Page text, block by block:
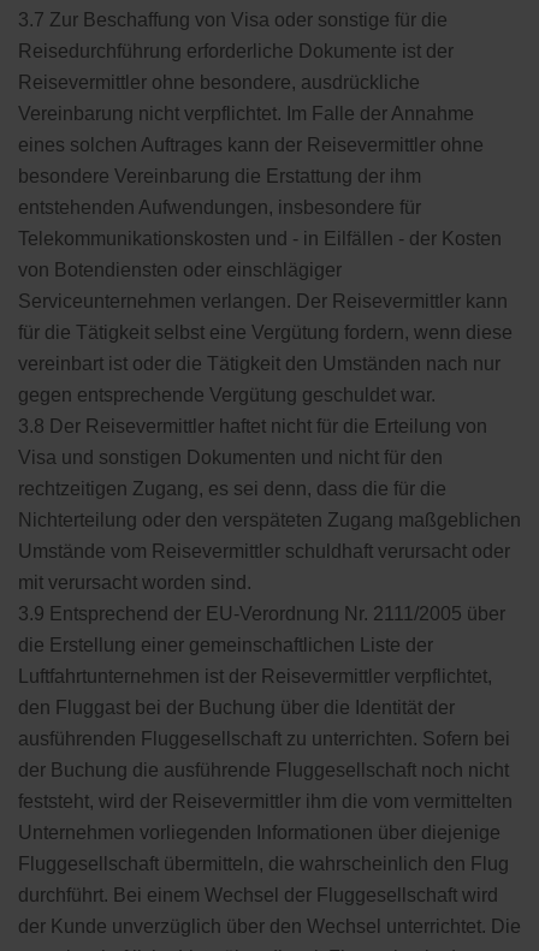
3.7 Zur Beschaffung von Visa oder sonstige für die
Reisedurchführung erforderliche Dokumente ist der
Reisevermittler ohne besondere, ausdrückliche
Vereinbarung nicht verpflichtet. Im Falle der Annahme
eines solchen Auftrages kann der Reisevermittler ohne
besondere Vereinbarung die Erstattung der ihm
entstehenden Aufwendungen, insbesondere für
Telekommunikationskosten und - in Eilfällen - der Kosten
von Botendiensten oder einschlägiger
Serviceunternehmen verlangen. Der Reisevermittler kann
für die Tätigkeit selbst eine Vergütung fordern, wenn diese
vereinbart ist oder die Tätigkeit den Umständen nach nur
gegen entsprechende Vergütung geschuldet war.
3.8 Der Reisevermittler haftet nicht für die Erteilung von
Visa und sonstigen Dokumenten und nicht für den
rechtzeitigen Zugang, es sei denn, dass die für die
Nichterteilung oder den verspäteten Zugang maßgeblichen
Umstände vom Reisevermittler schuldhaft verursacht oder
mit verursacht worden sind.
3.9 Entsprechend der EU-Verordnung Nr. 2111/2005 über
die Erstellung einer gemeinschaftlichen Liste der
Luftfahrtunternehmen ist der Reisevermittler verpflichtet,
den Fluggast bei der Buchung über die Identität der
ausführenden Fluggesellschaft zu unterrichten. Sofern bei
der Buchung die ausführende Fluggesellschaft noch nicht
feststeht, wird der Reisevermittler ihm die vom vermittelten
Unternehmen vorliegenden Informationen über diejenige
Fluggesellschaft übermitteln, die wahrscheinlich den Flug
durchführt. Bei einem Wechsel der Fluggesellschaft wird
der Kunde unverzüglich über den Wechsel unterrichtet. Die